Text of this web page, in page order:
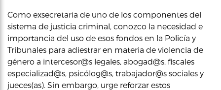
Como exsecretaria de uno de los componentes del
sistema de justicia criminal, conozco la necesidad e
importancia del uso de esos fondos en la Policía y
Tribunales para adiestrar en materia de violencia de
género a intercesor@s legales, abogad@s, fiscales
especializad@s, psicólog@s, trabajador@s sociales y
jueces(as). Sin embargo, urge reforzar estos